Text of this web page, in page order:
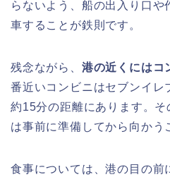
らないよう、船の出入り口や
車することが鉄則です。
残念ながら、 港の近くにはコ
番近いコンビニはセブンイレ
約15分の距離にあります。
は事前に準備してから向かう
食事については、港の目の前